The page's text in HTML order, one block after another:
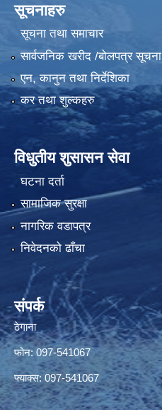
सूचनाहरु
सूचना तथा समाचार
सार्वजनिक खरीद /बोलपत्र सूचना
एन, कानुन तथा निर्देशिका
कर तथा शुल्कहरु
विधुतीय शुसासन सेवा
घटना दर्ता
सामाजिक सुरक्षा
नागरिक वडापत्र
निवेदनको ढाँचा
संपर्क
ठेगाना
फोन: 097-541067
फ्याक्स: 097-541067